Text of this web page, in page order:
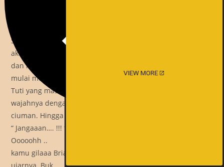
Sekarang posisi ku berada diatas nya , Kedua tangannya
aku silangkan kan
dan kutahan satu-satu dengan tanganku. Kemudian aku
mulai menindih Buk
Tuti yang masih berpakaian lengkap itu, aku memburu
wajahnya dengan
ciuman. Hingga buk tuti meronta-ronta
“ Jangaaan…. !!! tolongg.. !!! lepasssskann,,,…. akuuu!!!
Ooooohh ..
kamu gilaaa Briaaannn brengsekk.. Kamuuu.. Hhhh.. !!!”
VIEW MORE